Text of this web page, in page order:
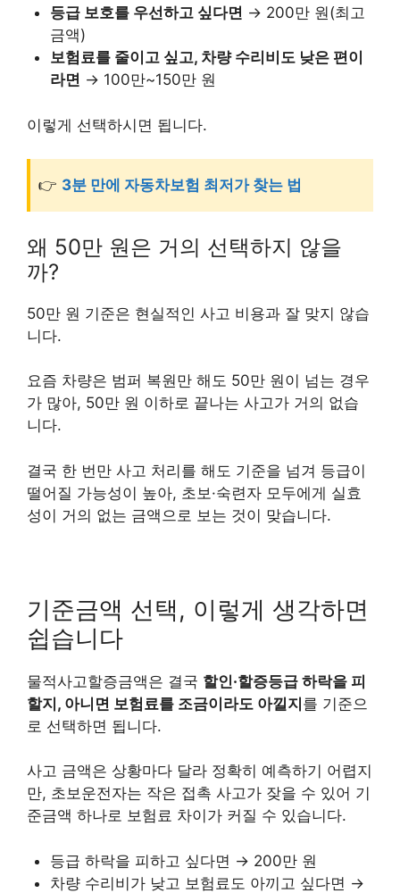
등급 보호를 우선하고 싶다면 → 200만 원(최고
금액)
보험료를 줄이고 싶고, 차량 수리비도 낮은 편이
라면 → 100만~150만 원
이렇게 선택하시면 됩니다.
👉 3분 만에 자동차보험 최저가 찾는 법
왜 50만 원은 거의 선택하지 않을
까?
50만 원 기준은 현실적인 사고 비용과 잘 맞지 않습
니다.
요즘 차량은 범퍼 복원만 해도 50만 원이 넘는 경우
가 많아, 50만 원 이하로 끝나는 사고가 거의 없습
니다.
결국 한 번만 사고 처리를 해도 기준을 넘겨 등급이
떨어질 가능성이 높아, 초보·숙련자 모두에게 실효
성이 거의 없는 금액으로 보는 것이 맞습니다.
기준금액 선택, 이렇게 생각하면
쉽습니다
물적사고할증금액은 결국 할인·할증등급 하락을 피
할지, 아니면 보험료를 조금이라도 아낄지를 기준으
로 선택하면 됩니다.
사고 금액은 상황마다 달라 정확히 예측하기 어렵지
만, 초보운전자는 작은 접촉 사고가 잦을 수 있어 기
준금액 하나로 보험료 차이가 커질 수 있습니다.
등급 하락을 피하고 싶다면 → 200만 원
차량 수리비가 낮고 보험료도 아끼고 싶다면 →